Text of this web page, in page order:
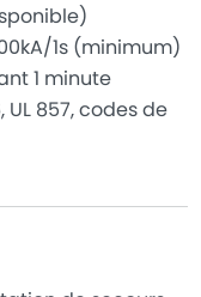
1s (minimum)
1 minute
UL 857, codes de